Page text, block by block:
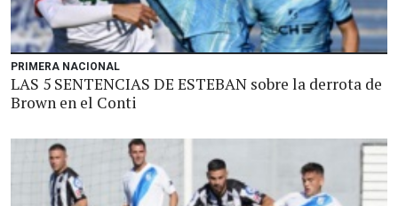
PRIMERA NACIONAL
LAS 5 SENTENCIAS DE ESTEBAN sobre la derrota de
Brown en el Conti